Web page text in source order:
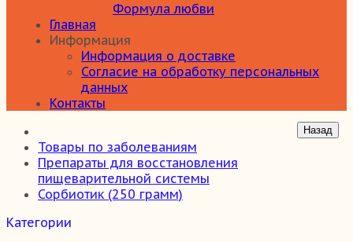
Формула любви
Главная
Информация
Информация о доставке
Согласие на обработку персональных
данных
Контакты
Товары по заболеваниям
Препараты для восстановления
пищеварительной системы
Сорбиотик (250 грамм)
Категории